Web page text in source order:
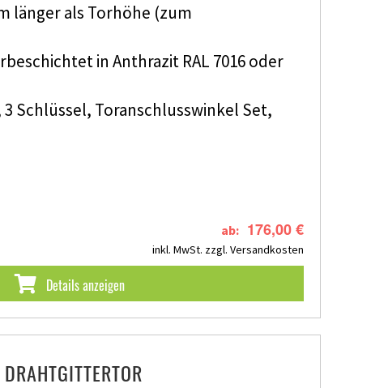
länger als Torhöhe (zum
in Anthrazit RAL 7016 oder
Schlüssel, Toranschlusswinkel Set,
ab: 176,00 €
inkl. MwSt. zzgl. Versandkosten
Details anzeigen
DRAHTGITTERTOR